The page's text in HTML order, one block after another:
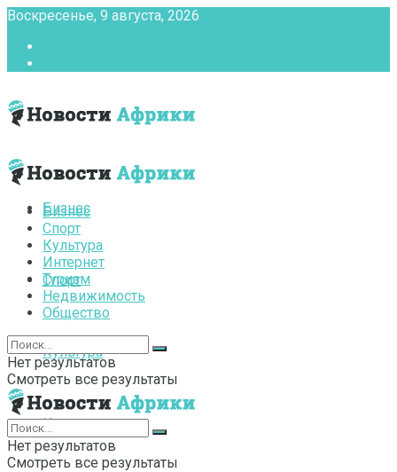
Воскресенье, 9 августа, 2026
Бизнес
Спорт
Культура
Интернет
Бизнес
Спорт
Культура
Интернет
Туризм
Недвижимость
Общество
Нет результатов
Смотреть все результаты
Нет результатов
Смотреть все результаты